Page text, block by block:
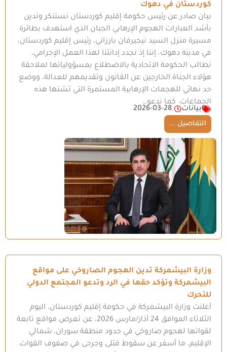
كوردستان في دهوك
بيان صادر عن رئيس حكومة إقليم كوردستان نستنكر وندين
بأشد العبارات الهجوم الإرهابي الجبان الذي استهدف بطائرة
مسيرة منزل السيد نيجيرفان بارزاني، رئيس إقليم كوردستان،
في مدينة دهوك. إننا إذ نجدد إدانتنا لهذا العمل الإجرامي،
نطالب الحكومة الاتحادية بالاضطلاع بمسؤولياتها لملاحقة
هؤلاء الجناة الخارجين عن القانون وتقديمهم للعدالة، ووضع
حد نهائي للهجمات الإرهابية المستمرة التي تشنها هذه
الجماعات. كما ندعو…
بيانات
2026-03-28
التفاصيل ...
وزارة البيشمركة تدين الهجوم الصاروخي على مواقع
البيشمركة وتؤكد حقها في الرد وتدعو المجتمع الدولي
للتحرك
أعلنت وزارة البيشمركة في حكومة إقليم كوردستان، اليوم
الثلاثاء الموافق 24 آذار/مارس 2026، عن تعرض مواقع تابعة
لقواتها لهجوم صاروخي في حدود منطقة سوران، شمالي
الإقليم، ما أسفر عن سقوط قتلى وجرحى في صفوف القوات.